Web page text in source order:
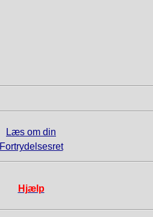
Læs om din
Fortrydelsesret
Hjælp